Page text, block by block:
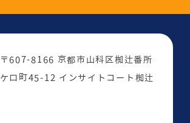
〒607-8166 京都市山科区椥辻番所
ケ口町45-12 インサイトコート椥辻